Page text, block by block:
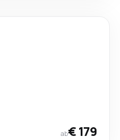
ab€ 179